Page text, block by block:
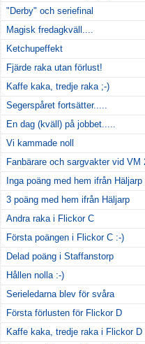
"Derby" och seriefinal
Magisk fredagkväll....
Ketchupeffekt
Fjärde raka utan förlust!
Kaffe kaka, tredje raka ;-)
Segerspåret fortsätter.....
En dag (kväll) på jobbet.....
Vi kammade noll
Fanbärare och sargvakter vid VM
Inga poäng med hem ifrån Häljarp
3 poäng med hem ifrån Häljarp
Andra raka i Flickor C
Första poängen i Flickor C :-)
Delad poäng i Staffanstorp
Hållen nolla :-)
Serieledarna blev för svåra
Första förlusten för Flickor D
Kaffe kaka, tredje raka i Flickor D